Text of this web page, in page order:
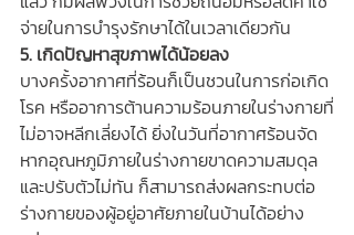
จ่ายในการบำรุงรักษาได้ในเวลาเดียวกัน
5. เกิดปัญหาสุขภาพได้น้อยลง
บางครั้งอากาศที่ร้อนก็เป็นชวนในการก่อเกิด
โรค หรืออาการต้านความร้อนภายในร่างกายที่
ไม่อาจหลีกเลี่ยงได้ ยิ่งในวันที่อากาศร้อนจัด
หากอุณหภูมิภายในร่างกายขาดความสมดุล
และปรับตัวไม่ทัน ก็สามารถส่งผลกระทบต่อ
ร่างกายของผู้อยู่อาศัยภายในบ้านได้อย่าง